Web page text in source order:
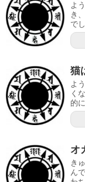
よ
き
で
猫
よ
く
的
オ
き
ん